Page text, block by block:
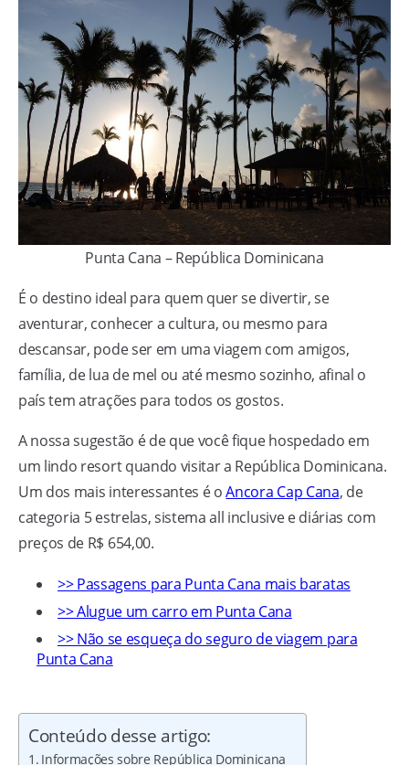
Punta Cana – República Dominicana
É o destino ideal para quem quer se divertir, se
aventurar, conhecer a cultura, ou mesmo para
descansar, pode ser em uma viagem com amigos,
família, de lua de mel ou até mesmo sozinho, afinal o
país tem atrações para todos os gostos.
A nossa sugestão é de que você fique hospedado em
um lindo resort quando visitar a República Dominicana.
Um dos mais interessantes é oAncora Cap Cana, de
categoria 5 estrelas, sistema all inclusive e diárias com
preços de R$ 654,00.
>> Passagens para Punta Cana mais baratas
>> Alugue um carro em Punta Cana
>> Não se esqueça do seguro de viagem para
Punta Cana
Conteúdo desse artigo:
Informações sobre República Dominicana